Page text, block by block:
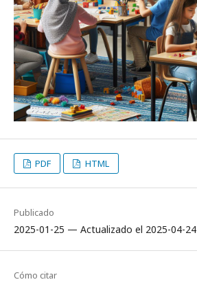
PDF HTML
Publicado
2025-01-25 — Actualizado el 2025-04-24
Cómo citar